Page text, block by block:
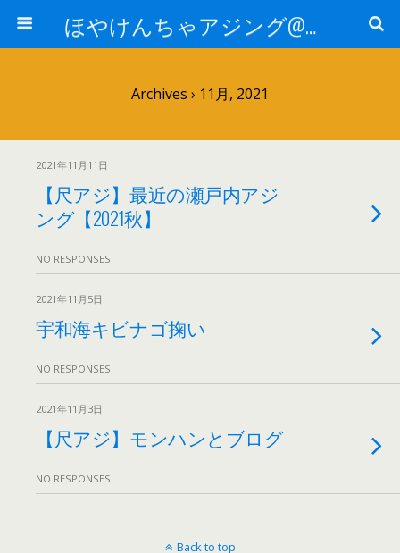
ほやけんちゃアジング@山口
Archives › 11月, 2021
2021年11月11日
【尺アジ】最近の瀬戸内アジ
ング【2021秋】
NO RESPONSES
2021年11月5日
宇和海キビナゴ掬い
NO RESPONSES
2021年11月3日
【尺アジ】モンハンとブログ
NO RESPONSES
Back to top